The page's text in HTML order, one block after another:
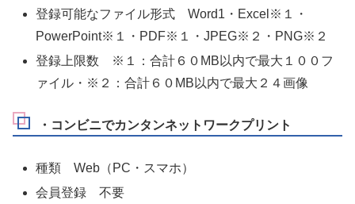
登録可能なファイル形式 Word1・Excel※１・
PowerPoint※１・PDF※１・JPEG※２・PNG※２
登録上限数 ※１：合計６０MB以内で最大１００フ
ァイル・※２：合計６０MB以内で最大２４画像
・コンビニでカンタンネットワークプリント
種類 Web（PC・スマホ）
会員登録 不要